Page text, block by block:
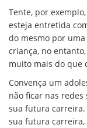
Tente, por
esteja entretida
do mesmo por
criança, no
muito mais do que
Convença um
não ficar nas redes
sua futura carreira.
sua futura carreira,